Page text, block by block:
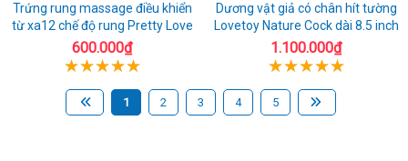
Trứng rung massage điều khiển
từ xa12 chế độ rung Pretty Love
600.000₫
Dương vật giả có chân hít tường
Lovetoy Nature Cock dài 8.5 inch
1.100.000₫
1 2 3 4 5